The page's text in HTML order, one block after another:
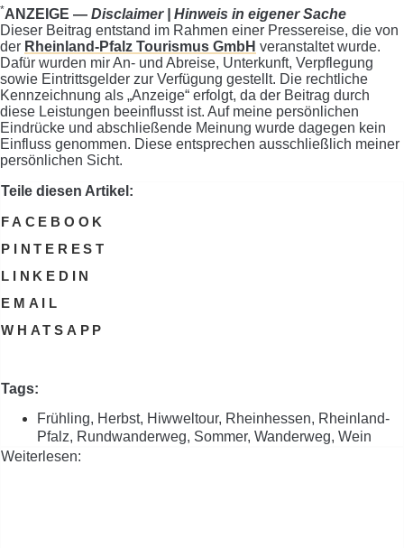
*ANZEIGE — Disclaimer | Hinweis in eigener Sache
Dieser Beitrag entstand im Rahmen einer Pressereise, die von
der Rheinland-Pfalz Tourismus GmbH veranstaltet wurde.
Dafür wurden mir An- und Abreise, Unterkunft, Verpflegung
sowie Eintrittsgelder zur Verfügung gestellt. Die rechtliche
Kennzeichnung als „Anzeige“ erfolgt, da der Beitrag durch
diese Leistungen beeinflusst ist. Auf meine persönlichen
Eindrücke und abschließende Meinung wurde dagegen kein
Einfluss genommen. Diese entsprechen ausschließlich meiner
persönlichen Sicht.
Teile diesen Artikel:
FACEBOOK
PINTEREST
LINKEDIN
EMAIL
WHATSAPP
Tags:
Frühling, Herbst, Hiwweltour, Rheinhessen, Rheinland-
Pfalz, Rundwanderweg, Sommer, Wanderweg, Wein
Weiterlesen: